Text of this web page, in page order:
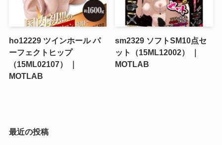
ho12229 ツインホール パ
ーフェクトヒップ
（15ML02107） ｜
MOTLAB
sm2329 ソフトSM10点セ
ット（15ML12002） ｜
MOTLAB
最近の投稿